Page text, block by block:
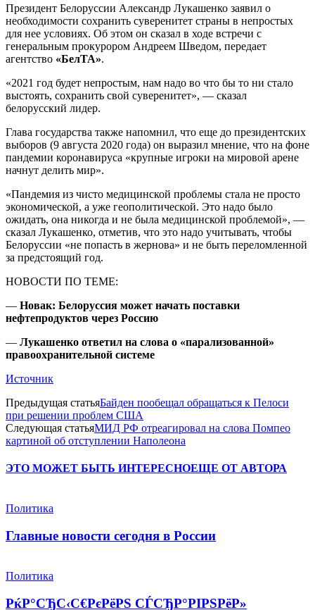
Президент Белоруссии Александр Лукашенко заявил о
необходимости сохранить суверенитет страны в непростых
для нее условиях. Об этом он сказал в ходе встречи с
генеральным прокурором Андреем Шведом, передает
агентство «БелТА».
«2021 год будет непростым, нам надо во что бы то ни стало
выстоять, сохранить свой суверенитет», — сказал
белорусский лидер.
Глава государства также напомнил, что еще до президентских
выборов (9 августа 2020 года) он выразил мнение, что на фоне
пандемии коронавируса «крупные игроки на мировой арене
начнут делить мир».
«Пандемия из чисто медицинской проблемы стала не просто
экономической, а уже геополитической. Это надо было
ожидать, она никогда и не была медицинской проблемой», —
сказал Лукашенко, отметив, что это надо учитывать, чтобы
Белоруссии «не попасть в жернова» и не быть переломленной
за предстоящий год.
НОВОСТИ ПО ТЕМЕ:
— Новак: Белоруссия может начать поставки
нефтепродуктов через Россию
— Лукашенко ответил на слова о «парализованной»
правоохранительной системе
Источник
Предыдущая статьяБайден пообещал обращаться к Пелоси
при решении проблем США
Следующая статьяМИД РФ отреагировал на слова Помпео
картиной об отступлении Наполеона
ЭТО МОЖЕТ БЫТЬ ИНТЕРЕСНОЕЩЕ ОТ АВТОРА
Политика
Главные новости сегодня в России
Политика
РќР°СЂС‹С€РєРёРЅ СЃСЂР°РІРЅРёР»